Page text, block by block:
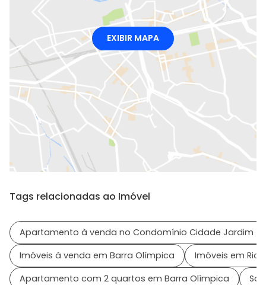
EXIBIR MAPA
Tags relacionadas ao Imóvel
Apartamento à venda no Condomínio Cidade Jardim -
Imóveis à venda em Barra Olímpica
Imóveis em Rio
Apartamento com 2 quartos em Barra Olímpica